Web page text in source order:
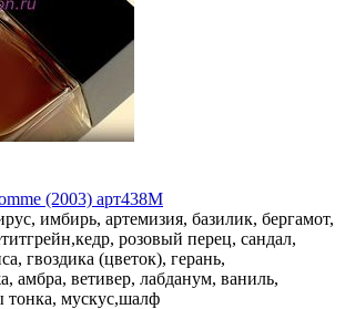
(2003) арт438M
имбирь, артемизия, базилик, бергамот,
розовый перец, сандал,
гвоздика (цветок), герань,
амбра, ветивер, лабданум, ваниль,
тонка, мускус,шалф